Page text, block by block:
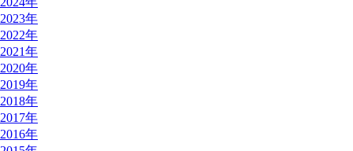
2023年
2022年
2021年
2020年
2019年
2018年
2017年
2016年